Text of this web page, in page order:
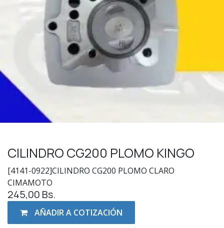
CILINDRO CG200 PLOMO KINGO
[4141-0922]CILINDRO CG200 PLOMO CLARO
CIMAMOTO
245,00 Bs.
AÑADIR A COTIZACIÓN